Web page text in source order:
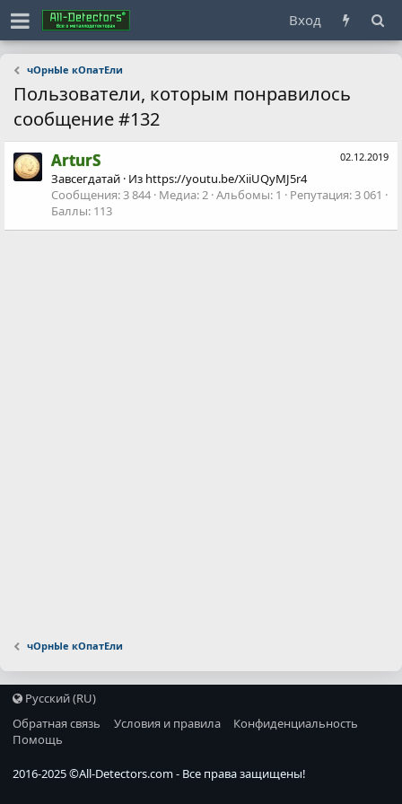
Вход
чОрнЫе кОпатЕли
Пользователи, которым понравилось
сообщение #132
02.12.2019
ArturS
Завсегдатай · Из https://youtu.be/XiiUQyMJ5r4
Сообщения 3 844 Медиа 2 Альбомы 1 Репутация 3 061
Баллы 113
чОрнЫе кОпатЕли
Русский (RU)
Обратная связь
Условия и правила
Конфиденциальность
Помощь
2016-2025 ©All-Detectors.com- Все права защищены!